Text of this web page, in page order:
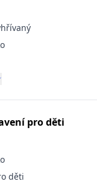
pro děti
děti